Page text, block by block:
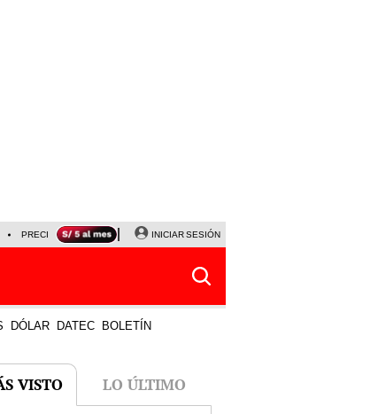
PRECIO DEL DÓLAR CORTE DE LUZ VIERNES 7 DE AGOSTO
INICIAR SESIÓN
DÓLAR DATEC BOLETÍN
VISTO LO ÚLTIMO